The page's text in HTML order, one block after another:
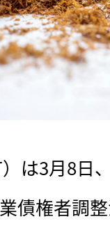
は3月8日
債権者調